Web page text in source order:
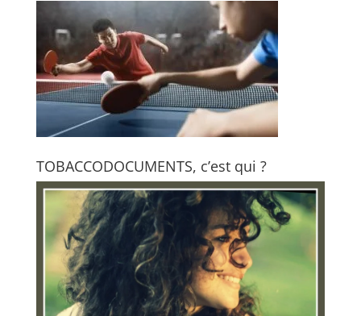
TOBACCODOCUMENTS, c’est qui ?